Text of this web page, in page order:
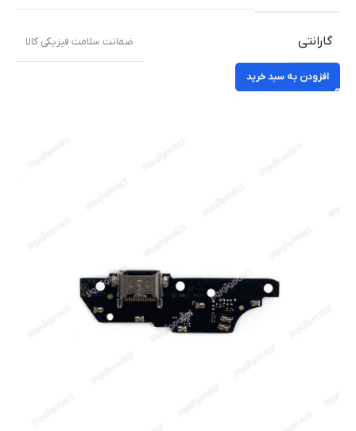
گارانتی ضمانت سلامت فیزیکی کالا
افزودن به سبد خرید